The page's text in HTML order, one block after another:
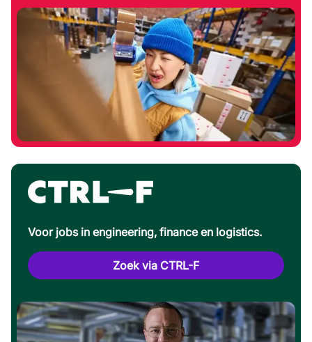
Voor jobs in engineering, finance en logistics.
Zoek via CTRL-F